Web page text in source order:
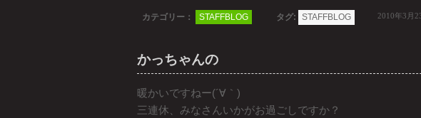
カテゴリー： STAFFBLOG タグ: STAFFBLOG 2010年3月
かっちゃんの
暖かいですねー(´∀｀)
三連休、みなさんいかがお過ごしですか？